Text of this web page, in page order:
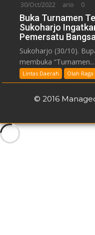
30/Oct/2022 ario 0
Buka Turnamen
Sukoharjo
Pemersatu Bangsa
Sukoharjo (30/10).
membuka “Turnamen...
Lintas Daerah Olah Raga
© 2016